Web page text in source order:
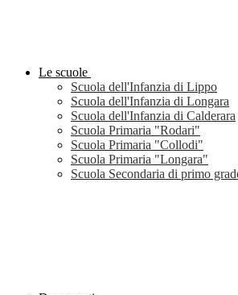
Le scuole
Scuola dell'Infanzia di Lippo
Scuola dell'Infanzia di Longara
Scuola dell'Infanzia di Calderara
Scuola Primaria "Rodari"
Scuola Primaria "Collodi"
Scuola Primaria "Longara"
Scuola Secondaria di primo